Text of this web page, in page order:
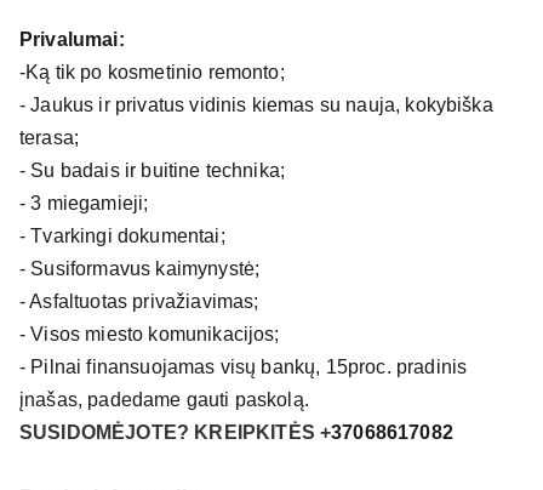
Privalumai:
-Ką tik po kosmetinio remonto;
- Jaukus ir privatus vidinis kiemas su nauja, kokybiška
terasa;
- Su badais ir buitine technika;
- 3 miegamieji;
- Tvarkingi dokumentai;
- Susiformavus kaimynystė;
-Asfaltuotas privažiavimas;
- Visos miesto komunikacijos;
- Pilnai finansuojamas visų bankų, 15proc. pradinis
įnašas, padedame gauti paskolą.
SUSIDOMĖJOTE? KREIPKITĖS +37068617082